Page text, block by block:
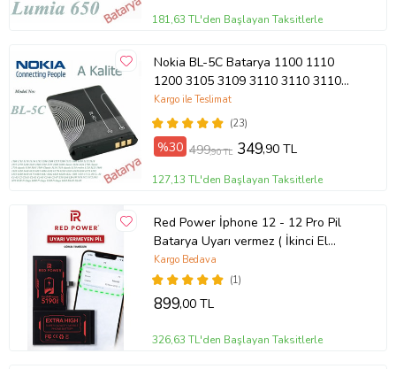
181,63 TL'den Başlayan Taksitlerle
Nokia BL-5C Batarya 1100 1110
1200 3105 3109 3110 3110 3110
3120 6030 6085 6086 3125 3600
3620 3650 3660
(23)
Kargo ile Teslimat
%30 499,90 TL 349,90 TL
127,13 TL'den Başlayan Taksitlerle
Red Power İphone 12 - 12 Pro Pil
Batarya Uyarı vermez ( İkinci El
Yazar )+Sıvı Bandı
(1)
Kargo Bedava
899,00 TL
326,63 TL'den Başlayan Taksitlerle